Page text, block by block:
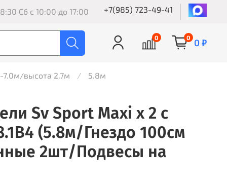
Сб с 10:00 до 17:00 +7(985) 723-49-41
0 0 0 ₽
7.0м/высота 2.7м 5.8м
Sv Sport Maxi х 2 с
(5.8м/Гнездо 100см
2шт/Подвесы на